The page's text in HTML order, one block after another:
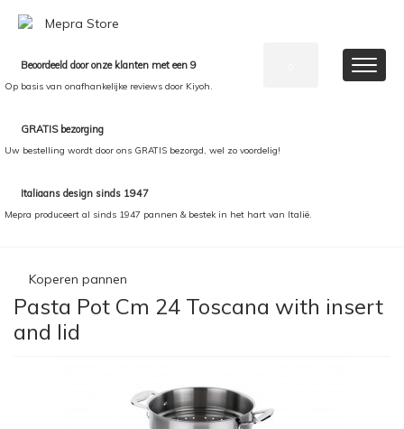
Beoordeeld door onze klanten met een 9
Op basis van onafhankelijke reviews door Kiyoh.
GRATIS bezorging
Uw bestelling wordt door ons GRATIS bezorgd, wel zo voordelig!
Italiaans design sinds 1947
Mepra produceert al sinds 1947 pannen & bestek in het hart van Italië.
Koperen pannen
Pasta Pot Cm 24 Toscana with insert
and lid